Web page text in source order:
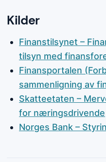
Kilder
Finanstilsynet –
tilsyn med
Finansportalen
sammenligning av
Skatteetaten –
for næringsdrivende
Norges Bank –